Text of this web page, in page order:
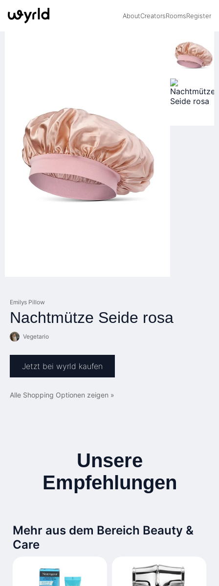
AboutCreatorsRoomsRegister
Emilys Pillow
Nachtmütze Seide rosa
Vegetario
Jetzt bei wyrld kaufen
Alle Shopping Optionen zeigen »
Unsere
Empfehlungen
Mehr aus dem Bereich Beauty &
Care